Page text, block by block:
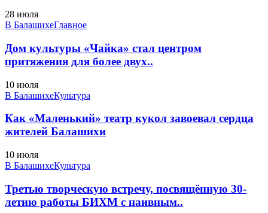
28 июля
В БалашихеГлавное
Дом культуры «Чайка» стал центром
притяжения для более двух..
10 июля
В БалашихеКультура
Как «Маленький» театр кукол завоевал сердца
жителей Балашихи
10 июля
В БалашихеКультура
Третью творческую встречу, посвящённую 30-
летию работы БИХМ с наивным..